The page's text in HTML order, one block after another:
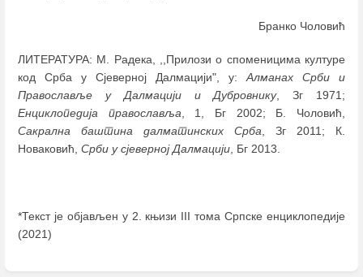
Бранко Чоловић
ЛИТЕРАТУРА: М. Радека, ,,Прилози о споменицима културе
код Срба у Сјеверној Далмацији", у:Алманах Срби и
Православље у Далмацији и Дубровнику, Зг 1971;
Енциклопедија православља, 1, Бг 2002; Б. Чоловић,
Сакрална баштина далматинских Срба, Зг 2011; К.
Новаковић, Срби у сјеверној Далмацији, Бг 2013.
*Текст је објављен у 2. књизи III тома Српске енциклопедије
(2021)